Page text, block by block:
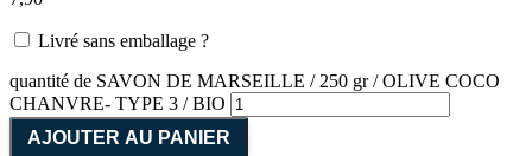
Livré sans emballage ?
quantité de SAVON DE MARSEILLE / 250 gr / OLIVE COCO
CHANVRE- TYPE 3 / BIO
AJOUTER AU PANIER